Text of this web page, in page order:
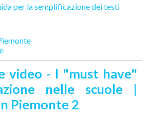
per la semplificazione dei testi
video - I "must have"
nelle scuole |
Piemonte 2